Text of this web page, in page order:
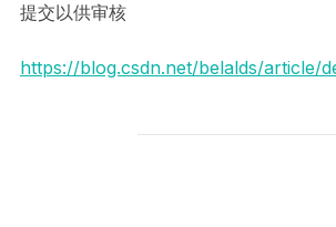
提交以供审核
https://blog.csdn.net/belalds/article/